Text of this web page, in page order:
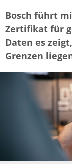
Bosch führt
Zertifikat für
Daten es
Grenzen